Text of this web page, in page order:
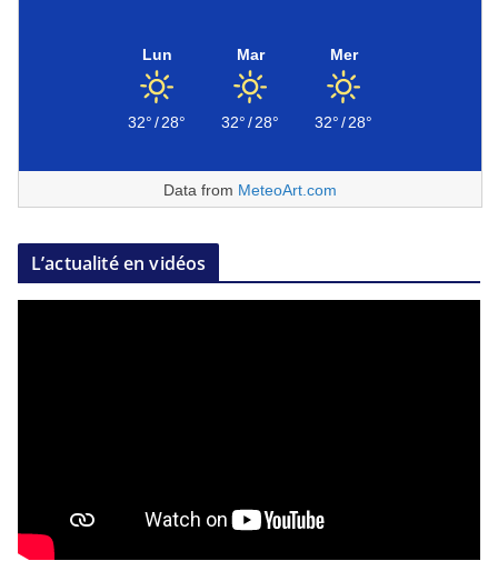
Lun
32°/28°
Mar
32°/28°
Mer
32°/28°
Data from MeteoArt.com
L’actualité en vidéos